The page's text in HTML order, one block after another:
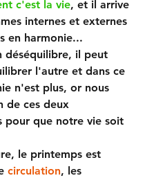
c'est la vie, et il arrive
internes et externes
en harmonie...
déséquilibre, il peut
l'autre et dans ce
n'est plus, or nous
de ces deux
pour que notre vie soit
le printemps est
circulation, les